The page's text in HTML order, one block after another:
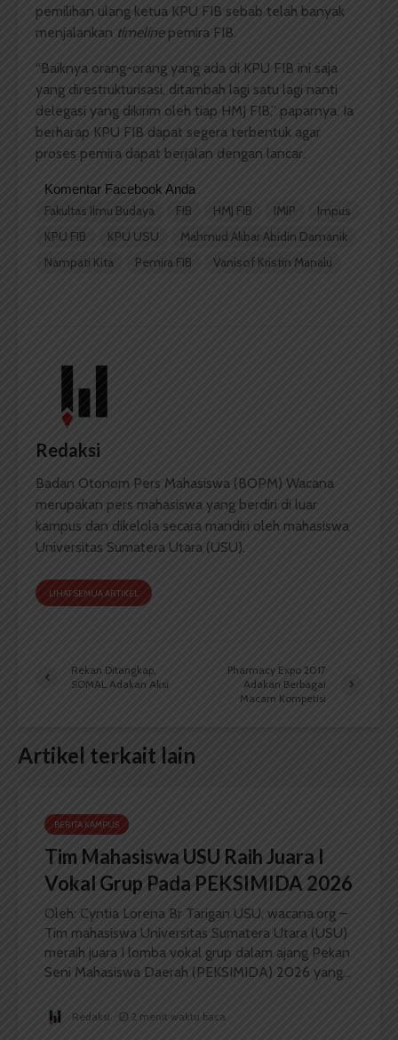
pemilihan ulang ketua KPU FIB sebab telah banyak
menjalankan timeline pemira FIB.
“Baiknya orang-orang yang ada di KPU FIB ini saja
yang direstrukturisasi, ditambah lagi satu lagi nanti
delegasi yang dikirim oleh tiap HMJ FIB,” paparnya. Ia
berharap KPU FIB dapat segera terbentuk agar
proses pemira dapat berjalan dengan lancar.
Komentar Facebook Anda
Fakultas Ilmu Budaya FIB HMJ FIB IMIP
Impus
KPU FIB
KPU USU
Mahmud Akbar Abidin Damanik
Nampati Kita
Pemira FIB Vanisof Kristin Manalu
Redaksi
Badan Otonom Pers Mahasiswa (BOPM) Wacana
merupakan pers mahasiswa yang berdiri di luar
kampus dan dikelola secara mandiri oleh mahasiswa
Universitas Sumatera Utara (USU).
LIHAT SEMUA ARTIKEL
Rekan Ditangkap,
SOMAL Adakan Aksi
Pharmacy Expo 2017
Adakan Berbagai
Macam Kompetisi
Artikel terkait lain
BERITA KAMPUS
Tim Mahasiswa USU Raih Juara I
Vokal Grup Pada PEKSIMIDA 2026
Oleh: Cyntia Lorena Br Tarigan USU, wacana.org –
Tim mahasiswa Universitas Sumatera Utara (USU)
meraih juara I lomba vokal grup dalam ajang Pekan
Seni Mahasiswa Daerah (PEKSIMIDA) 2026 yang...
Redaksi 2 menit waktu baca